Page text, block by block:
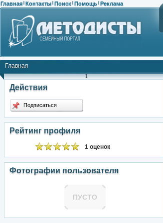
Главная | Контакты | Поиск | Помощь | Реклама
Главная
1
Действия
Подписаться
Рейтинг профиля
1 оценок
Фотографии пользователя
ПУСТО